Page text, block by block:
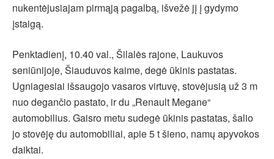
nukentėjusiajam pirmąją pagalbą, išvežė jį į gydymo
įstaigą.
Penktadienį, 10.40 val., Šilalės rajone, Laukuvos
seniūnijoje, Šiauduvos kaime, degė ūkinis pastatas.
Ugniagesiai išsaugojo vasaros virtuvę, stovėjusią už 3 m
nuo degančio pastato, ir du „Renault Megane“
automobilius. Gaisro metu sudegė ūkinis pastatas, šalio
jo stovėję du automobiliai, apie 5 t šieno, namų apyvokos
daiktai.